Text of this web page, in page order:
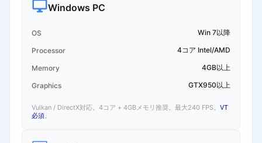
Windows PC
OS Win 7以降
Processor 4コア Intel/AMD
Memory 4GB以上
Graphics GTX950以上
Vulkan / DirectX対応。4コア + 4GBメモリ推奨。最大240 FPS。 VT
必須。